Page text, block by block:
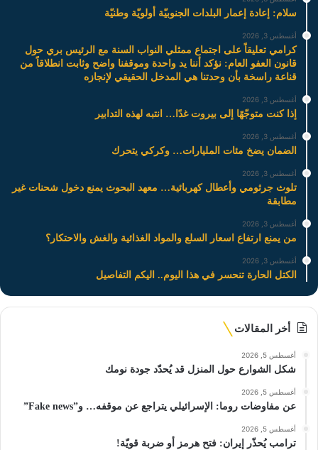
سلام: إعادة إعمار البلدات الجنوبيّة أولويّة وطنيّة
أغسطس 3, 2026
كرامي تعليقاً على اجتماع ممثلي النواب السنة مع الرئيس بري حول
قانون العفو العام: نؤكد أننا يد واحدة وموقفنا واضح وثابت انطلاقاً من
قناعة راسخة بأن وحدتنا هي المدخل الحقيقي لإنجازه
أغسطس 3, 2026
إذا كنت متوجّهًا إلى بيروت غدًا… انتبه لهذه التدابير
أغسطس 3, 2026
الضمان يضخ مئات المليارات… وكركي يتحرك
أغسطس 3, 2026
تلوث جرثومي وأعطال كهربائية… معهد البحوث يمنع دخول شحنات غير
مطابقة
أغسطس 3, 2026
من يمنع ارتفاع اسعار السلع والمواد الغذائية والغش والاحتكار؟
أغسطس 3, 2026
الكتل الحارة تنحسر في هذا اليوم.. اليكم التفاصيل
أخر المقالات
أغسطس 5, 2026
شكل الشوارع حول المنزل قد يُحدّد جودة نومك
أغسطس 5, 2026
عن مفاوضات روما: الإسرائيلي يتراجع عن موقفه… و”Fake news”
أغسطس 5, 2026
ترامب يُحذّر إيران: فتح هرمز أو ضربة قويّة!